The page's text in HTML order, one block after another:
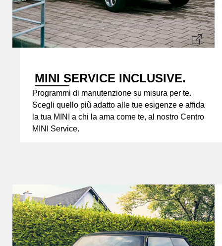
MINI SERVICE INCLUSIVE.
Programmi di manutenzione su misura per te.
Scegli quello più adatto alle tue esigenze e affida
la tua MINI a chi la ama come te, al nostro Centro
MINI Service.